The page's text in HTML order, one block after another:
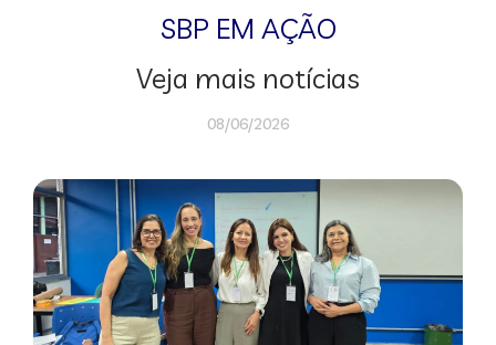
SBP EM AÇÃO
Veja mais notícias
08/06/2026